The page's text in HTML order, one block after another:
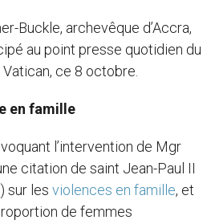
Buckle, archevêque d’Accra,
au point presse quotidien du
ce 8 octobre.
en famille
l’intervention de Mgr
citation de saint Jean-Paul II
) sur les violences en famille, et
de femmes